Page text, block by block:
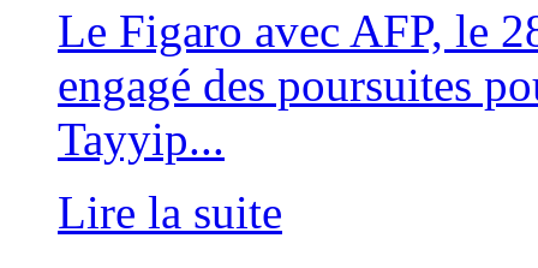
Le Figaro avec AFP, le
engagé des poursuites
Tayyip...
Lire la suite